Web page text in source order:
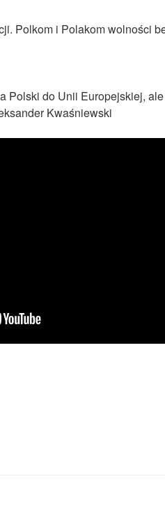
Polkom i Polakom wolności
Polski do Unii Europejskiej,
Kwaśniewski